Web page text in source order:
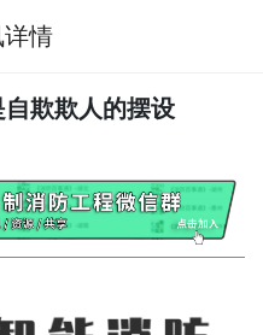
情
欺欺人的摆设